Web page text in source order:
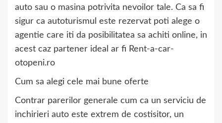
auto sau o masina potrivita nevoilor tale. Ca sa fi
sigur ca autoturismul este rezervat poti alege o
agentie care iti da posibilitatea sa achiti online, in
acest caz partener ideal ar fi Rent-a-car-
otopeni.ro
Cum sa alegi cele mai bune oferte
Contrar parerilor generale cum ca un serviciu de
inchirieri auto este extrem de costisitor, un